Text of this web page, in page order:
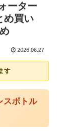
ーター
め買い
2026.06.27
す
スボトル